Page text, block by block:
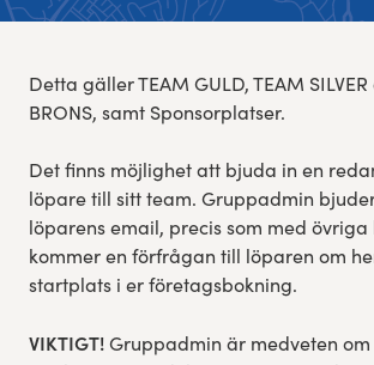
Detta gäller TEAM GULD, TEAM SILVER
BRONS, samt Sponsorplatser.
Det finns möjlighet att bjuda in en
löpare till sitt team. Gruppadmin
löparens email, precis som med
kommer en förfrågan till löparen om
startplats i er företagsbokning. ​
VIKTIGT!Gruppadmin är medveten
Göteborgsvarvet familjeområde
Res, bo, upplev
Hållbarhet
Göteborgsvarvets historia
Funktionär/Volontär